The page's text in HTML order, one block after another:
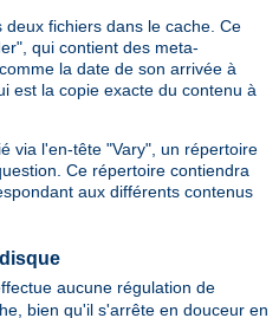
fichiers dans le cache. Ce
qui contient des meta-
la date de son arrivée à
est la copie exacte du contenu à
via l'en-tête "Vary", un répertoire
Ce répertoire contiendra
aux différents contenus
aucune régulation de
bien qu'il s'arrête en douceur en